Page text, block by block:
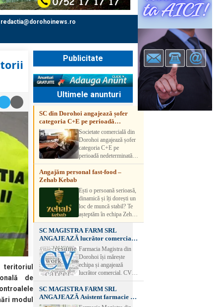
redactia@dorohoinews.ro
de
modul
Publicitate
Ultimele anunturi
SC din Dorohoi angajează șofer
categoria C+E pe perioadă
nedeterminatăSocietate comercială din
Dorohoi angajează șofer
categoria C+E pe
perioadă nedeterminată.
Candidatul trebuie să
aibă experiență și atestat
detalii, vă rog să sunați la
numărul de telefon.
Angajăm personal fast-food –
Zehab Kebab
Ești o persoană serioasă,
dinamică și îți dorești un
loc de muncă stabil? Te
așteptăm în echipa Zehab
Kebab! Posturi
disponibile: -
SHAORMAR AJUTOR
BUCATAR 2/posturi -
LUCRATOR
COMERCIAL
VANZATOR /2 posturi
muncă Program flexibil
Salariu motivant, în
funcție de experienț
SC MAGISTRA FARM SRL
ANGAJEAZĂ lucrător comercial –
DOROHOI
Farmacia Magistra din
Dorohoi își mărește
echipa și angajează
lucrător comercial. CV-
urile se pot depune: * la
sediul Farmaciei
Magistra – Bulevardul
Victoriei nr. 23, Dorohoi
SC MAGISTRA FARM SRL
ANGAJEAZĂ Asistent farmacie –
DOROHOI